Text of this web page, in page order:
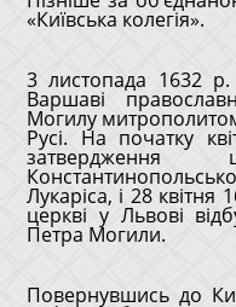
«Київська колегія».
3 листопада 1632
Варшаві
Могилу
Русі. На початку
Лукаріса, і 28 квітня
церкві у Львові
Петра Могили.
Повернувшись до